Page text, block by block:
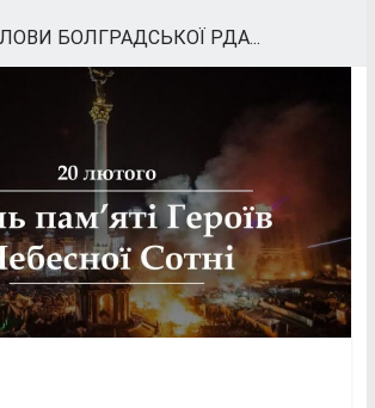
БОЛГРАДСЬКОЇ РДА...